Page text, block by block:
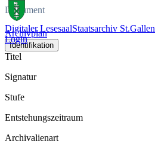
Digitaler LesesaalStaatsarchiv St.Gallen
Login
Dokument
Archivplan
Identifikation
Titel
Signatur
Stufe
Entstehungszeitraum
Archivalienart